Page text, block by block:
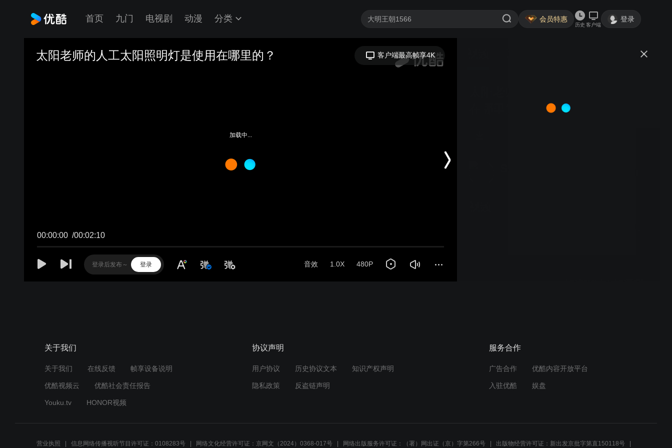
首页 九门 电视剧 动漫 分类 会员特惠
历史 客户端
登录
太阳老师的人工太阳照明灯是使用在哪里的？ 客户端最高帧享4K
00:00:00 /00:02:10
登录 音效 1.0X 480P
加载中...
关于我们
关于我们 在线反馈 帧享设备说明
优酷视频云 优酷社会责任报告
Youku.tv HONOR视频
协议声明
用户协议 历史协议文本 知识产权声明
隐私政策 反盗链声明
服务合作
广告合作 优酷内容开放平台
入驻优酷 娱盘
营业执照 信息网络传播视听节目许可证：0108283号 网络文化经营许可证：京网文（2024）0368-017号 网络出版服务许可证：（署）网出证（京）字第266号 出版物经营许可证：新出发京批字第直150118号